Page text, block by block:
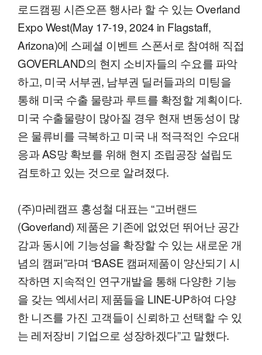
로드캠핑 시즌오픈 행사라 할 수 있는 Overland
Expo West(May 17-19, 2024 in Flagstaff,
Arizona)에 스페셜 이벤트 스폰서로 참여해 직접
GOVERLAND의 현지 소비자들의 수요를 파악
하고, 미국 서부권, 남부권 딜러들과의 미팅을
통해 미국 수출 물량과 루트를 확정할 계획이다.
미국 수출물량이 많아질 경우 현재 변동성이 많
은 물류비를 극복하고 미국 내 적극적인 수요대
응과 AS망 확보를 위해 현지 조립공장 설립도
검토하고 있는 것으로 알려졌다.
(주)마레캠프 홍성철 대표는 “고버랜드
(Goverland) 제품은 기존에 없었던 뛰어난 공간
감과 동시에 기능성을 확장할 수 있는 새로운 개
념의 캠퍼”라며 “BASE 캠퍼제품이 양산되기 시
작하면 지속적인 연구개발을 통해 다양한 기능
을 갖는 엑세서리 제품들을 LINE-UP하여 다양
한 니즈를 가진 고객들이 신뢰하고 선택할 수 있
는 레저장비 기업으로 성장하겠다”고 말했다.